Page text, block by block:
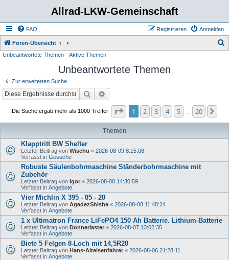
Allrad-LKW-Gemeinschaft
FAQ Anmelden
Registrieren
Foren-Übersicht
Unbeantwortete Themen Aktive Themen
Unbeantwortete Themen
Zur erweiterten Suche
Suche
Die Suche ergab mehr als 1000 Treffer Seite von
1 2 3 4 5 20
Themen
Klapptritt BW Shelter
Letzter Beitrag von Wischu « 2026-08-09 8:15:08
Verfasst in Gesuche
Robuste Säulenbohrmaschine Ständerbohrmaschine mit
Zubehör
Letzter Beitrag von Igor « 2026-08-08 14:30:59
Verfasst in Angebote
Vier Michlin X 395 - 85 - 20
Letzter Beitrag von AgadezShisha « 2026-08-08 11:48:24
Verfasst in Angebote
1 x Ultimatron France LiFePO4 150 Ah Batterie. Lithium-Batterie
Letzter Beitrag von Donnerlaster « 2026-08-07 13:02:35
Verfasst in Angebote
Biete 5 Felgen 8-Loch mit 14,5R20
Letzter Beitrag von Hans-Alteisenfahrer « 2026-08-06 21:28:11
Verfasst in Angebote